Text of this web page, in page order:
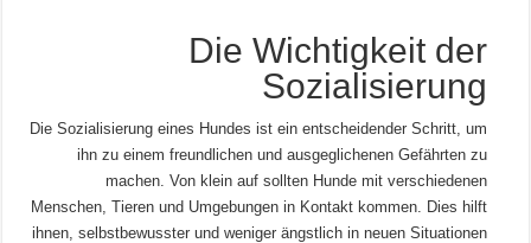
Die Wichtigkeit der
Sozialisierung
Die Sozialisierung eines Hundes ist ein entscheidender Schritt, um
ihn zu einem freundlichen und ausgeglichenen Gefährten zu
machen. Von klein auf sollten Hunde mit verschiedenen
Menschen, Tieren und Umgebungen in Kontakt kommen. Dies hilft
ihnen, selbstbewusster und weniger ängstlich in neuen Situationen